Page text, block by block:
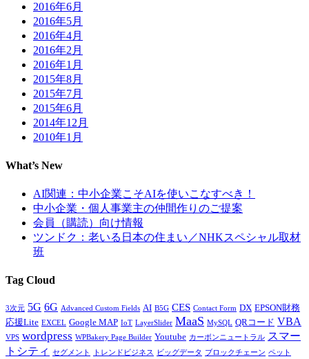
2016年6月
2016年5月
2016年4月
2016年2月
2016年1月
2015年8月
2015年7月
2015年6月
2014年12月
2010年1月
What’s New
AI関連：中小企業こそAIを使いこなすべき！
中小企業・個人事業主の仲間作りのご提案
会員（購読）向け情報
ツンドク：老いる日本の住まい／NHKスペシャル取材
班
Tag Cloud
3次元 5G 6G Advanced Custom Fields AI B5G CES Contact Form DX EPSON財務
応援Lite EXCEL Google MAP IoT LayerSlider MaaS MySQL QRコード VBA
VPS wordpress WPBakery Page Builder Youtube カーボンニュートラル スマー
トシティ
セグメント トレンドビジネス ビッグデータ ブロックチェーン ペット